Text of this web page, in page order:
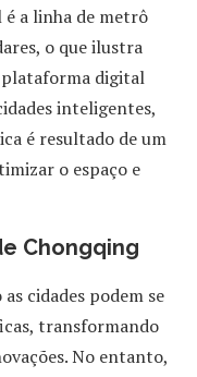
é a linha de metrô
o que ilustra
plataforma digital
inteligentes,
é resultado de um
o espaço e
Chongqing
cidades podem se
transformando
No entanto,